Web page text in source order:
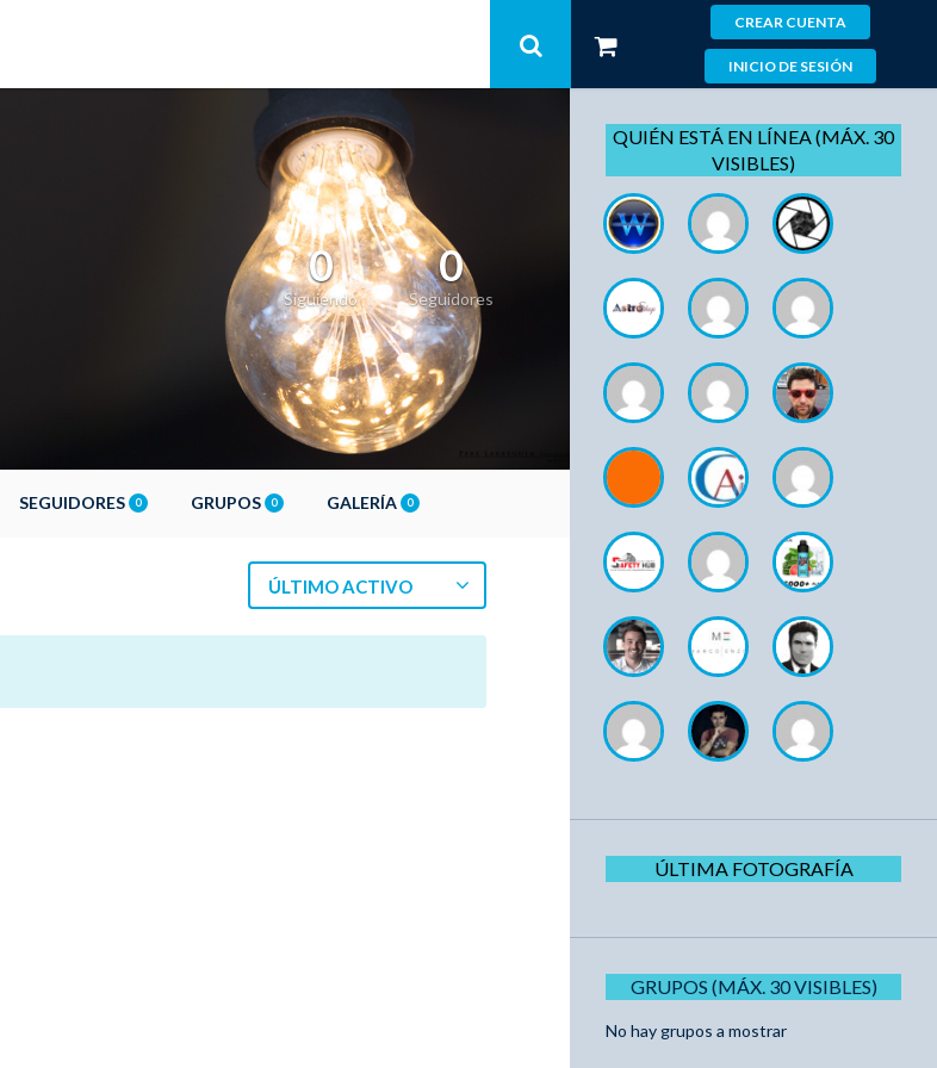
CREAR CUENTA
INICIO DE SESIÓN
0
Siguiendo
0
Seguidores
SEGUIDORES 0 GRUPOS 0 GALERÍA 0
ÚLTIMO ACTIVO
QUIÉN ESTÁ EN LÍNEA (MÁX. 30
VISIBLES)
ÚLTIMA FOTOGRAFÍA
GRUPOS (MÁX. 30 VISIBLES)
No hay grupos a mostrar